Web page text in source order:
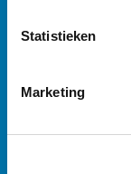
Statistieken
Marketing